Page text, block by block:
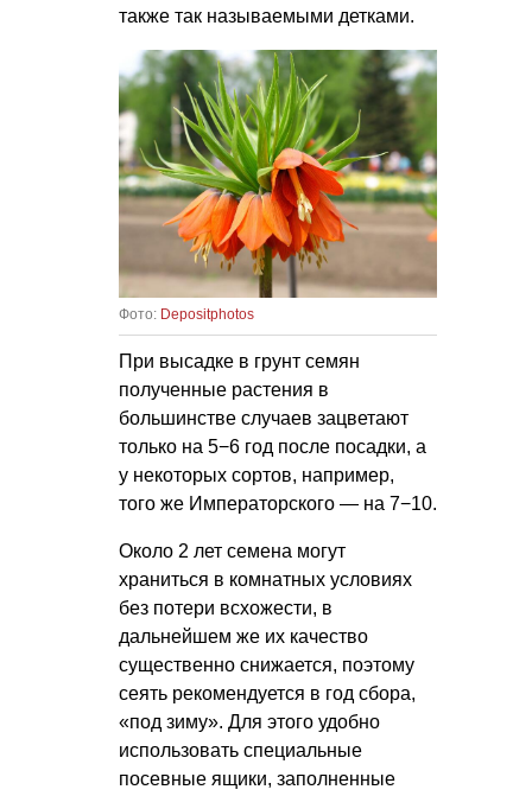
также так называемыми детками.
Фото: Depositphotos
При высадке в грунт семян
полученные растения в
большинстве случаев зацветают
только на 5−6 год после посадки, а
у некоторых сортов, например,
того же Императорского — на 7−10.
Около 2 лет семена могут
храниться в комнатных условиях
без потери всхожести, в
дальнейшем же их качество
существенно снижается, поэтому
сеять рекомендуется в год сбора,
«под зиму». Для этого удобно
использовать специальные
посевные ящики, заполненные